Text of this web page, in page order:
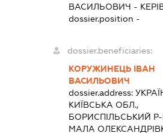
ВАСИЛЬОВИЧ -
dossier.position -
dossier.beneficiaries:
КОРУЖИНЕЦЬ ІВАН
ВАСИЛЬОВИЧ
dossier.address:
КИЇВСЬКА ОБЛ.,
БОРИСПІЛЬСЬКИЙ
МАЛА